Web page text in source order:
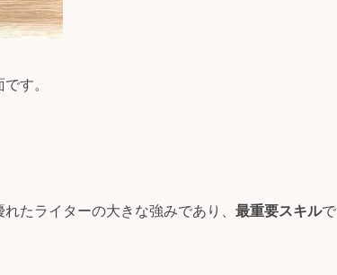
す。
たライターの大きな強みであり、 最重要スキルで